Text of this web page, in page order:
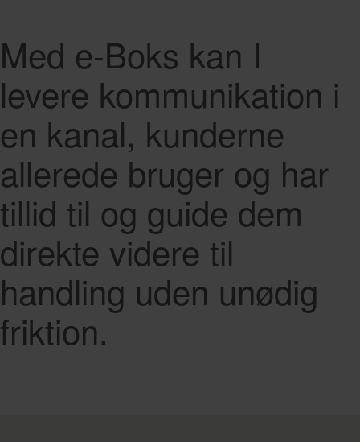
Med e-Boks kan I
levere kommunikation i
en kanal, kunderne
allerede bruger og har
tillid til og guide dem
direkte videre til
handling uden unødig
friktion.